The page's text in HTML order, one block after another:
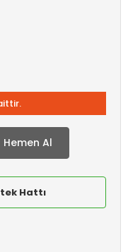
Hemen Al
Hattı